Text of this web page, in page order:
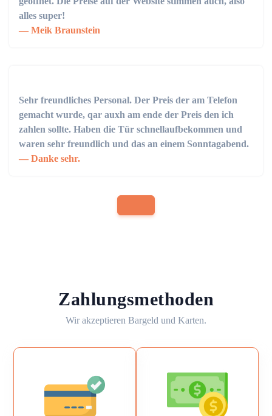
alles super!
Meik Braunstein
Sehr freundliches Personal. Der Preis der am Telefon
gemacht wurde, qar auxh am ende der Preis den ich
zahlen sollte. Haben die Tür schnellaufbekommen und
waren sehr freundlich und das an einem Sonntagabend.
Danke sehr.
Zahlungsmethoden
Wir akzeptieren Bargeld und Karten.